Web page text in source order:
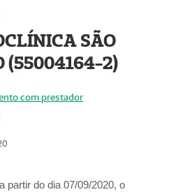
SÃO
(55004164-2)
com prestador
partir do dia07/09/2020, o